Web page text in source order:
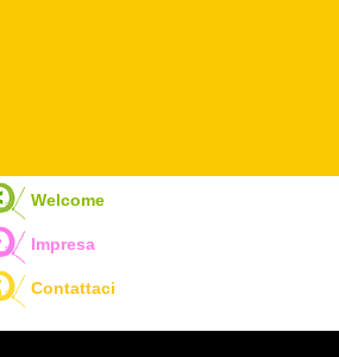
Welcome
Impresa
Contattaci